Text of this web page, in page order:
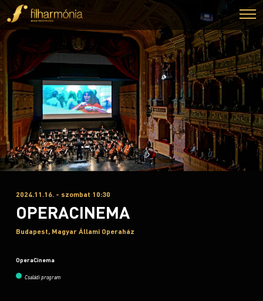
2024.11.16. - szombat 10:30
OPERACINEMA
Budapest, Magyar Állami Operaház
OperaCinema
Családi program